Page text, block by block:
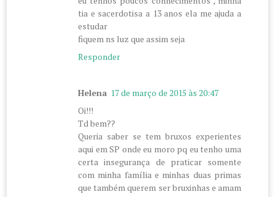
tia e sacerdotisa a 13 anos ela me ajuda a
estudar
fiquem ns luz que assim seja
Responder
Helena 17 de março de 2015 às 20:47
Oi!!!
Td bem??
Queria saber se tem bruxos experientes
aqui em SP onde eu moro pq eu tenho uma
certa insegurança de praticar somente
com minha família e minhas duas primas
que também querem ser bruxinhas e amam